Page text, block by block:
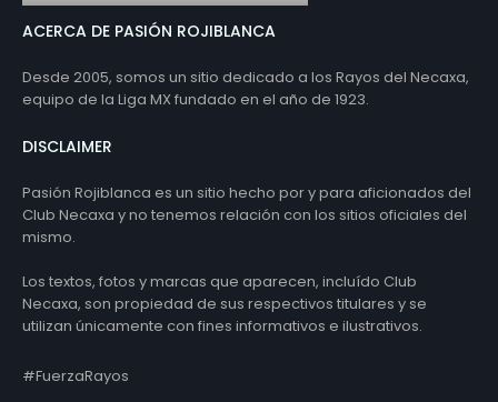
ACERCA DE PASIÓN ROJIBLANCA
Desde 2005, somos un sitio dedicado a los Rayos del Necaxa,
equipo de la Liga MX fundado en el año de 1923.
DISCLAIMER
Pasión Rojiblanca es un sitio hecho por y para aficionados del
Club Necaxa y no tenemos relación con los sitios oficiales del
mismo.
Los textos, fotos y marcas que aparecen, incluído Club
Necaxa, son propiedad de sus respectivos titulares y se
utilizan únicamente con fines informativos e ilustrativos.
#FuerzaRayos